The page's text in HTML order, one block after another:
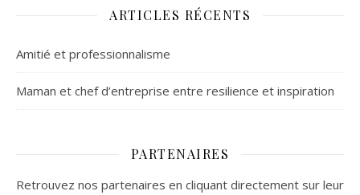
ARTICLES RÉCENTS
Amitié et professionnalisme
Maman et chef d’entreprise entre resilience et inspiration
PARTENAIRES
Retrouvez nos partenaires en cliquant directement sur leur